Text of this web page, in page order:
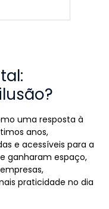
uma resposta à
anos,
e acessíveis para a
ganharam espaço,
praticidade no dia